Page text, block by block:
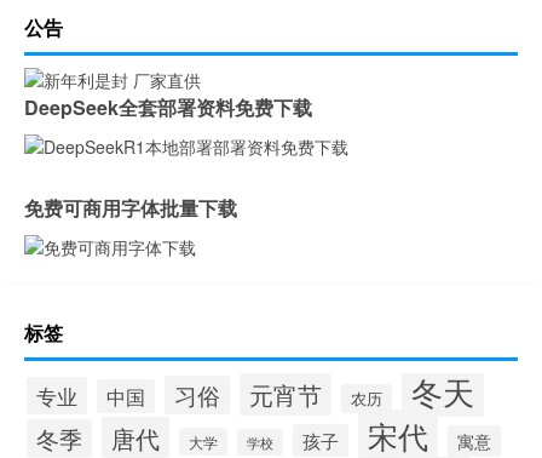
公告
DeepSeek全套部署资料免费下载
免费可商用字体批量下载
标签
专业 中国 习俗 元宵节 农历 冬天
冬季 唐代 大学 学校 孩子 宋代 寓意